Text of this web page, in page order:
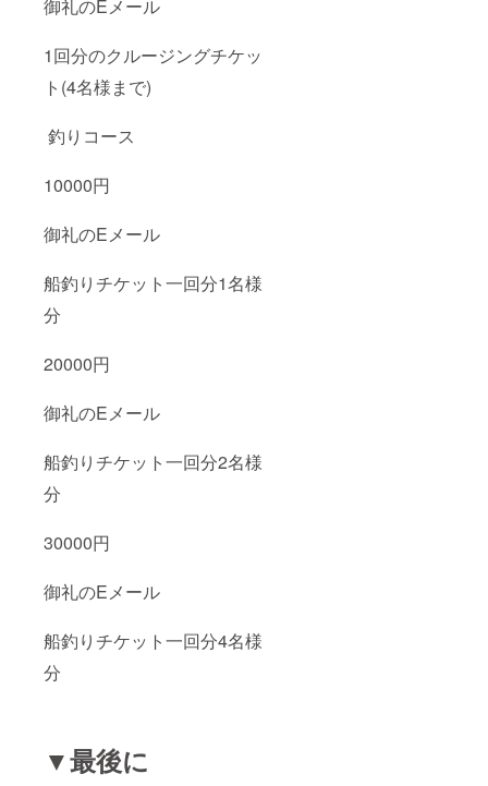
御礼のEメール
1回分のクルージングチケッ
ト(4名様まで)
釣りコース
10000円
御礼のEメール
船釣りチケット一回分1名様
分
20000円
御礼のEメール
船釣りチケット一回分2名様
分
30000円
御礼のEメール
船釣りチケット一回分4名様
分
▼最後に